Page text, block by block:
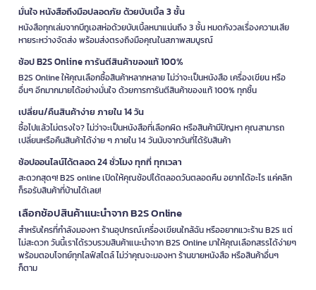
มั่นใจ หนังสือถึงมือปลอดภัย ด้วยบับเบิ้ล 3 ชั้น
หนังสือทุกเล่มจากบีทูเอสห่อด้วยบับเบิ้ลหนาแน่นถึง 3 ชั้น หมดกังวลเรื่องความเสีย
หายระหว่างจัดส่ง พร้อมส่งตรงถึงมือคุณในสภาพสมบูรณ์
ช้อป B2S Online การันตีสินค้าของแท้ 100%
B2S Online ให้คุณเลือกซื้อสินค้าหลากหลาย ไม่ว่าจะเป็นหนังสือ เครื่องเขียน หรือ
อื่นๆ อีกมากมายได้อย่างมั่นใจ ด้วยการการันตีสินค้าของแท้ 100% ทุกชิ้น
เปลี่ยน/คืนสินค้าง่าย ภายใน 14 วัน
ซื้อไปแล้วไม่ตรงใจ? ไม่ว่าจะเป็นหนังสือที่เลือกผิด หรือสินค้ามีปัญหา คุณสามารถ
เปลี่ยนหรือคืนสินค้าได้ง่าย ๆ ภายใน 14 วันนับจากวันที่ได้รับสินค้า
ช้อปออนไลน์ได้ตลอด 24 ชั่วโมง ทุกที่ ทุกเวลา
สะดวกสุดๆ! B2S online เปิดให้คุณช้อปได้ตลอดวันตลอดคืน อยากได้อะไร แค่คลิก
ก็รอรับสินค้าที่บ้านได้เลย!
เลือกช้อปสินค้าแนะนำจาก B2S Online
สำหรับใครที่กำลังมองหา ร้านอุปกรณ์เครื่องเขียนใกล้ฉัน หรืออยากแวะร้าน B2S แต่
ไม่สะดวก วันนี้เราได้รวบรวมสินค้าแนะนำจาก B2S Online มาให้คุณเลือกสรรได้ง่ายๆ
พร้อมตอบโจทย์ทุกไลฟ์สไตล์ ไม่ว่าคุณจะมองหา ร้านขายหนังสือ หรือสินค้าอื่นๆ
ก็ตาม